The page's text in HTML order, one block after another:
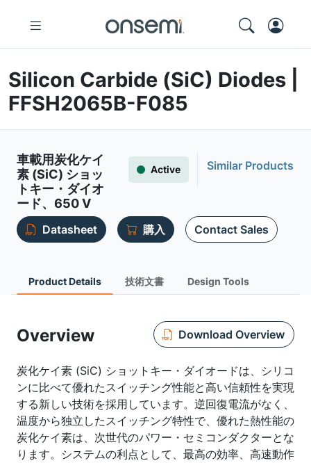
Silicon Carbide (SiC) Diodes |
FFSH2065B-F085
車載用炭化ケイ
素 (SiC) ショッ
トキー・ダイオ
ード、650 V
Active Similar Products
Datasheet 購入 Contact Sales
Product Details 技術文書 Design Tools
Overview Download Overview
炭化ケイ素 (SiC) ショットキー・ダイオードは、シリコ
ンに比べて優れたスイッチング性能と高い信頼性を実現
する新しい技術を採用しています。逆回復電流がなく、
温度から独立したスイッチング特性で、優れた熱性能の
炭化ケイ素は、次世代のパワー・セミコンダクターとな
ります。システムの利点として、最高の効率、高速動作